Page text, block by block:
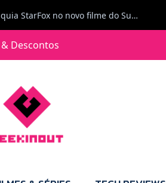
Jorge Loureiro | Fearme diz: A versão da Switch 2 tem censura... mas também não perdes muito.
a Switch 2 :P
Descontos